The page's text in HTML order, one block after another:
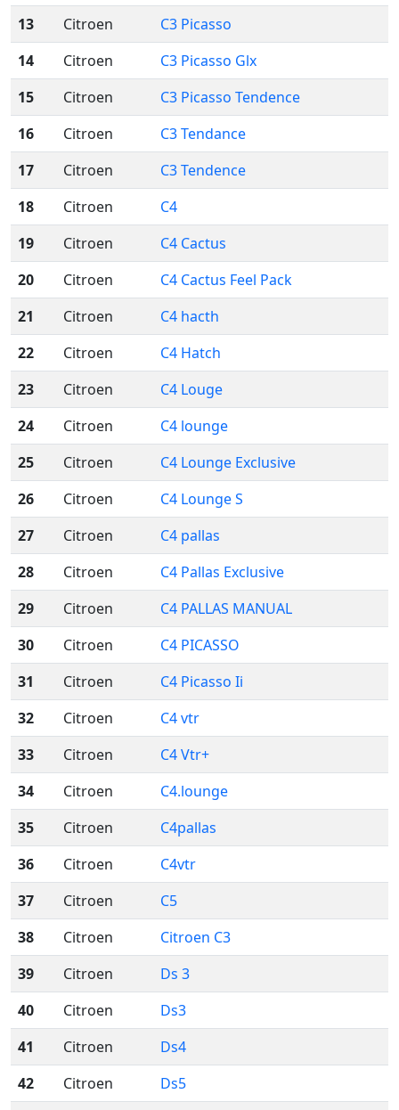
13
Citroen
C3 Picasso
14
Citroen
C3 Picasso Glx
15
Citroen
C3 Picasso Tendence
16
Citroen
C3 Tendance
17
Citroen
C3 Tendence
18
Citroen
C4
19
Citroen
C4 Cactus
20
Citroen
C4 Cactus Feel Pack
21
Citroen
C4 hacth
22
Citroen
C4 Hatch
23
Citroen
C4 Louge
24
Citroen
C4 lounge
25
Citroen
C4 Lounge Exclusive
26
Citroen
C4 Lounge S
27
Citroen
C4 pallas
28
Citroen
C4 Pallas Exclusive
29
Citroen
C4 PALLAS MANUAL
30
Citroen
C4 PICASSO
31
Citroen
C4 Picasso Ii
32
Citroen
C4 vtr
33
Citroen
C4 Vtr+
34
Citroen
C4.lounge
35
Citroen
C4pallas
36
Citroen
C4vtr
37
Citroen
C5
38
Citroen
Citroen C3
39
Citroen
Ds 3
40
Citroen
Ds3
41
Citroen
Ds4
42
Citroen
Ds5